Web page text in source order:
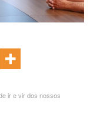
ir e vir dos nossos